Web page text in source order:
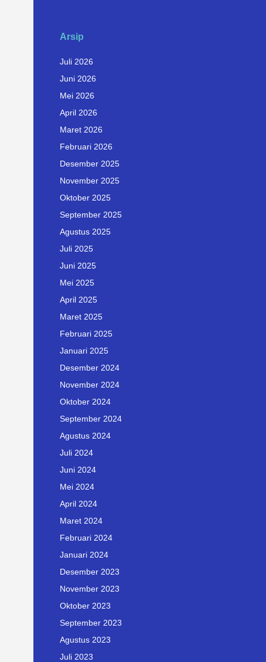
Arsip
Juli 2026
Juni 2026
Mei 2026
April 2026
Maret 2026
Februari 2026
Desember 2025
November 2025
Oktober 2025
September 2025
Agustus 2025
Juli 2025
Juni 2025
Mei 2025
April 2025
Maret 2025
Februari 2025
Januari 2025
Desember 2024
November 2024
Oktober 2024
September 2024
Agustus 2024
Juli 2024
Juni 2024
Mei 2024
April 2024
Maret 2024
Februari 2024
Januari 2024
Desember 2023
November 2023
Oktober 2023
September 2023
Agustus 2023
Juli 2023